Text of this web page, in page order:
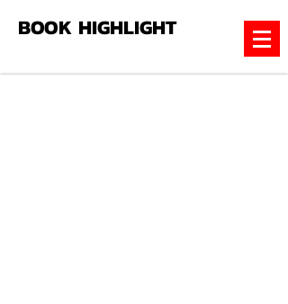
BOOK HIGHLIGHT